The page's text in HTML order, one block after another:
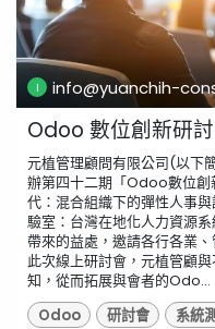
info@yuanchih-
Odoo 數位創新研
元植管理顧問有限公司(以下
辦第四十二期「Odoo數位
代：混合組織下的彈性人事
驗室：台灣在地化人力資源
帶來的益處，邀請各行各業
此次線上研討會，元植管顧
知，從而拓展與會者的Odo...
Odoo
研討會 系統